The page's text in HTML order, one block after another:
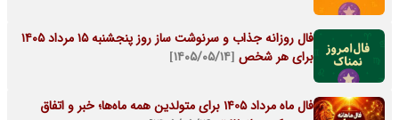
فال روزانه جذاب و سرنوشت ساز روز پنجشنبه ۱۵ مرداد ۱۴۰۵
برای هر شخص [۱۴۰۵/۰۵/۱۴]
فال ماه مرداد 1405 برای متولدین همه ماه‌ها؛ خبر و اتفاق